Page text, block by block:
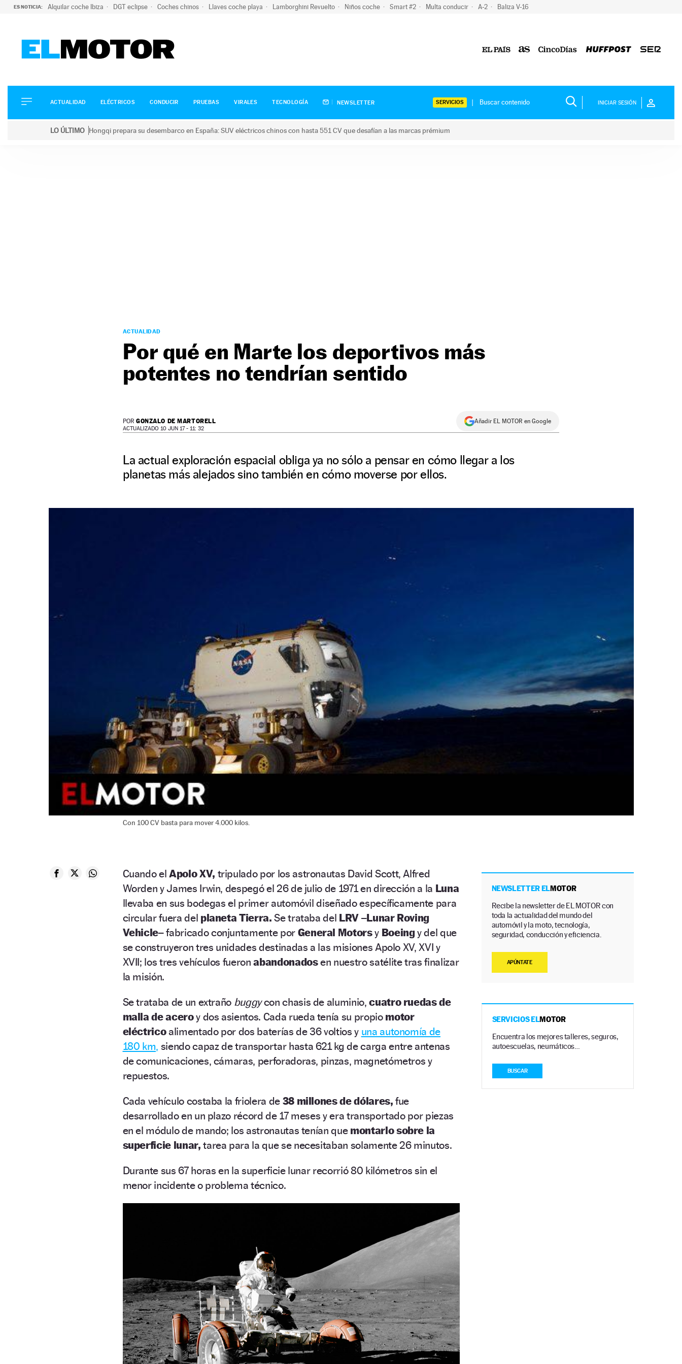
ES NOTICIA: Alquilar coche Ibiza DGT eclipse Coches chinos Llaves coche playa Lamborghini Revuelto Niños coche Smart #2 Multa conducir A-2 Baliza V-16
ELÉCTRICOS
CONDUCIR
ACTUALIDAD ELÉCTRICOS CONDUCIR PRUEBAS VIRALES TECNOLOGÍA NEWSLETTER SERVICIOS INICIAR SESIÓN
LO ÚLTIMO Hongqi prepara su desembarco en España: SUV eléctricos chinos con hasta 551 CV que desafían a las marcas prémium
ACTUALIDAD
Por qué en Marte los deportivos más
potentes no tendrían sentido
POR GONZALO DE MARTORELL
ACTUALIZADO 10 JUN 17 - 11: 32
Añadir EL MOTOR en Google
La actual exploración espacial obliga ya no sólo a pensar en cómo llegar a los
planetas más alejados sino también en cómo moverse por ellos.
Con 100 CV basta para mover 4.000 kilos.
Cuando el Apolo XV, tripulado por los astronautas David Scott, Alfred
Worden y James Irwin, despegó el 26 de julio de 1971 en dirección a la Luna
llevaba en sus bodegas el primer automóvil diseñado específicamente para
circular fuera del planeta Tierra. Se trataba del LRV –Lunar Roving
Vehicle–fabricado conjuntamente por General Motorsy Boeingy del que
se construyeron tres unidades destinadas a las misiones Apolo XV, XVI y
XVII; los tres vehículos fueronabandonadosen nuestro satélite tras finalizar
la misión.
Se trataba de un extraño buggycon chasis de aluminio,cuatro ruedas de
malla de aceroy dos asientos. Cada rueda tenía su propio motor
eléctricoalimentado por dos baterías de 36 voltios y una autonomía de
180 km, siendo capaz de transportar hasta 621 kg de carga entre antenas
de comunicaciones, cámaras, perforadoras, pinzas, magnetómetros y
repuestos.
Cada vehículo costaba la friolera de 38 millones de dólares, fue
desarrollado en un plazo récord de 17 meses y era transportado por piezas
en el módulo de mando; los astronautas tenían que montarlo sobre la
superficie lunar, tarea para la que se necesitaban solamente 26 minutos.
Durante sus 67 horas en la superficie lunar recorrió 80 kilómetros sin el
menor incidente o problema técnico.
NEWSLETTER ELMOTOR
Recibe la newsletter de EL MOTOR con
toda la actualidad del mundo del
automóvil y la moto, tecnología,
seguridad, conducción y eficiencia.
APÚNTATE
SERVICIOS ELMOTOR
Encuentra los mejores talleres, seguros,
autoescuelas, neumáticos…
BUSCAR